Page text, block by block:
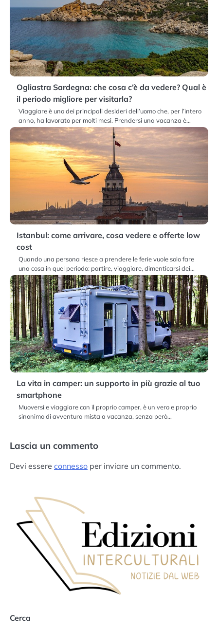
Ogliastra Sardegna: che cosa c’è da vedere? Qual è
il periodo migliore per visitarla?
Viaggiare è uno dei principali desideri dell’uomo che, per l’intero
anno, ha lavorato per molti mesi. Prendersi una vacanza è…
Istanbul: come arrivare, cosa vedere e offerte low
cost
Quando una persona riesce a prendere le ferie vuole solo fare
una cosa in quel periodo: partire, viaggiare, dimenticarsi dei…
La vita in camper: un supporto in più grazie al tuo
smartphone
Muoversi e viaggiare con il proprio camper, è un vero e proprio
sinonimo di avventura mista a vacanza, senza però…
Lascia un commento
Devi essere connesso per inviare un commento.
Cerca